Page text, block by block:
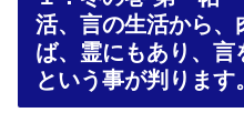
活、言の生活から、
ば、霊にもあり、言
という事が判ります